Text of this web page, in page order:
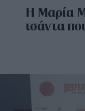
Η Μαρία
τσάντα